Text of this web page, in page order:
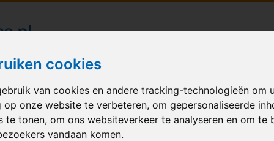
cookies
van cookies en andere tracking-technologieën om
op onze website te verbeteren, om gepersonaliseerde
te tonen, om ons websiteverkeer te analyseren en om te
vandaan komen.
bezorgd in heel Nederland
BALLONNEN GELEGENHEID VERHUUR BEDRUKKEN